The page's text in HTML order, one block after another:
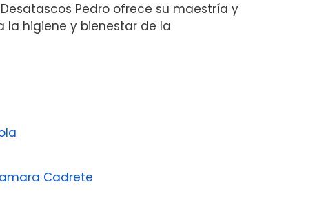
Pedro ofrece su maestría y
higiene y bienestar de la
Cadrete